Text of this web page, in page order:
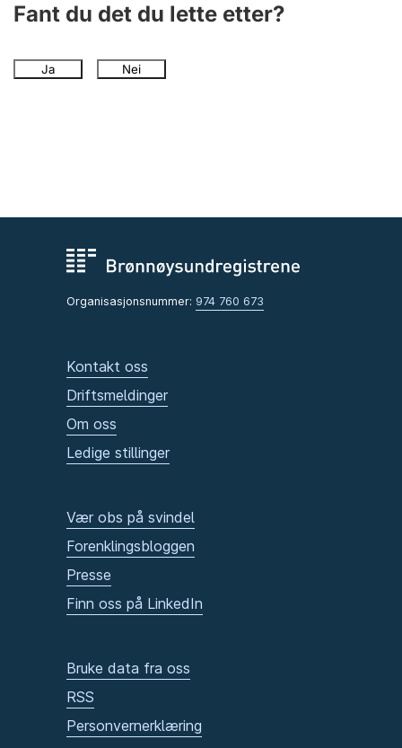
Fant du det du lette etter?
Ja Nei
Organisasjonsnummer: 974 760 673
Kontakt oss
Driftsmeldinger
Om oss
Ledige stillinger
Vær obs på svindel
Forenklingsbloggen
Presse
Finn oss på LinkedIn
Bruke data fra oss
RSS
Personvernerklæring